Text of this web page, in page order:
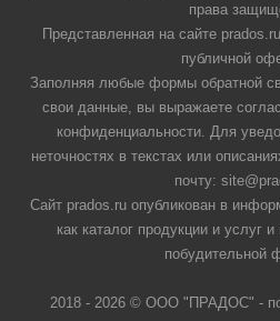
права
Представленная на сайте
публичной
Заполняя любые формы обратной
свои данные, вы выражаете
конфиденциальности. Для
неточностях в текстах или
почту:
Сайт prados.ru опубликован в
как каталог продукции и услуг
побудительной
2018 - 2026 © ООО "ПРАДОС" -